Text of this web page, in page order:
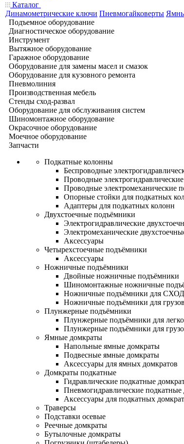
Каталог
Динамометрические ключи Пневмогайковерты
Подъемное оборудование
Диагностическое оборудование
Инструмент
Вытяжное оборудование
Гаражное оборудование
Оборудование для замены масел и смазок
Оборудование для кузовного ремонта
Пневмолиния
Производственная мебель
Стенды сход-развал
Оборудование для обслуживания систем
Шиномонтажное оборудование
Окрасочное оборудование
Моечное оборудование
Запчасти
Подкатные колонны
Беспроводные
Проводные
Проводные электромеханические
Опорные стойки для подкатных
Адаптеры для подкатных колонн
Двухстоечные подъёмники
Электрогидравлические
Электромеханические
Аксессуары
Четырехстоечные подъёмники
Аксессуары
Ножничные подъёмники
Двойные ножничные подъёмники
Шиномонтажные ножничные
Ножничные подъёмники для
Ножничные подъёмники для
Плунжерные подъёмники
Плунжерные подъёмники для
Плунжерные подъёмники для
Ямные домкраты
Напольные ямные домкраты
Подвесные ямные домкраты
Аксессуары для ямных домкратов
Домкраты подкатные
Гидравлические подкатные
Пневмогидравлические
Аксессуары для подкатных
Траверсы
Подставки осевые
Реечные домкраты
Бутылочные домкраты